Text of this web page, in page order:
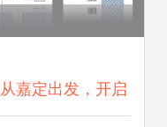
从嘉定出发，开启